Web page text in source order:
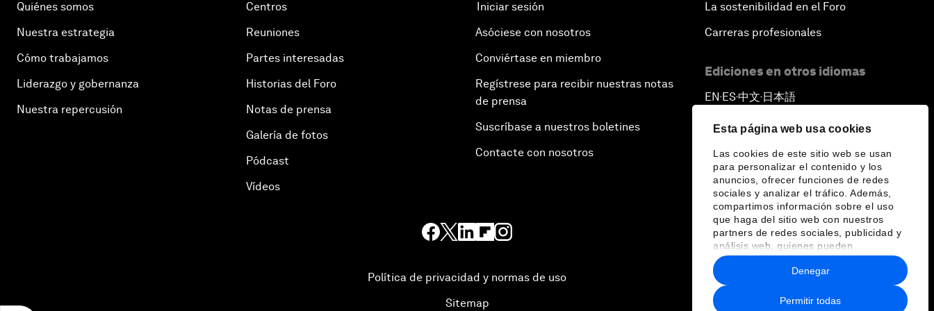
Esta página web usa cookies
Las cookies de este sitio web se usan
para personalizar el contenido y los
anuncios, ofrecer funciones de redes
sociales y analizar el tráfico. Además,
compartimos información sobre el uso
que haga del sitio web con nuestros
partners de redes sociales, publicidad y
análisis web, quienes pueden
combinarla con otra información que les
haya proporcionado o que hayan
recopilado a partir del uso que haya
hecho de sus servicios.
Permitir todas
Denegar
Quiénes somos
Nuestra estrategia
Cómo trabajamos
Liderazgo y gobernanza
Nuestra repercusión
Centros
Reuniones
Partes interesadas
Historias del Foro
Notas de prensa
Galería de fotos
Pódcast
Vídeos
Iniciar sesión
Asóciese con nosotros
Conviértase en miembro
Regístrese para recibir nuestras notas
de prensa
Suscríbase a nuestros boletines
Contacte con nosotros
La sostenibilidad en el Foro
Carreras profesionales
Ediciones en otros idiomas
EN ▪ ES▪中文▪ 日本語
Política de privacidad y normas de uso
Sitemap